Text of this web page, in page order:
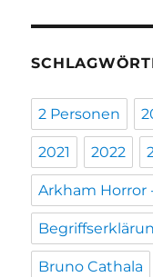
2 Personen
2021 2022
Arkham Horror
Bruno Cathala